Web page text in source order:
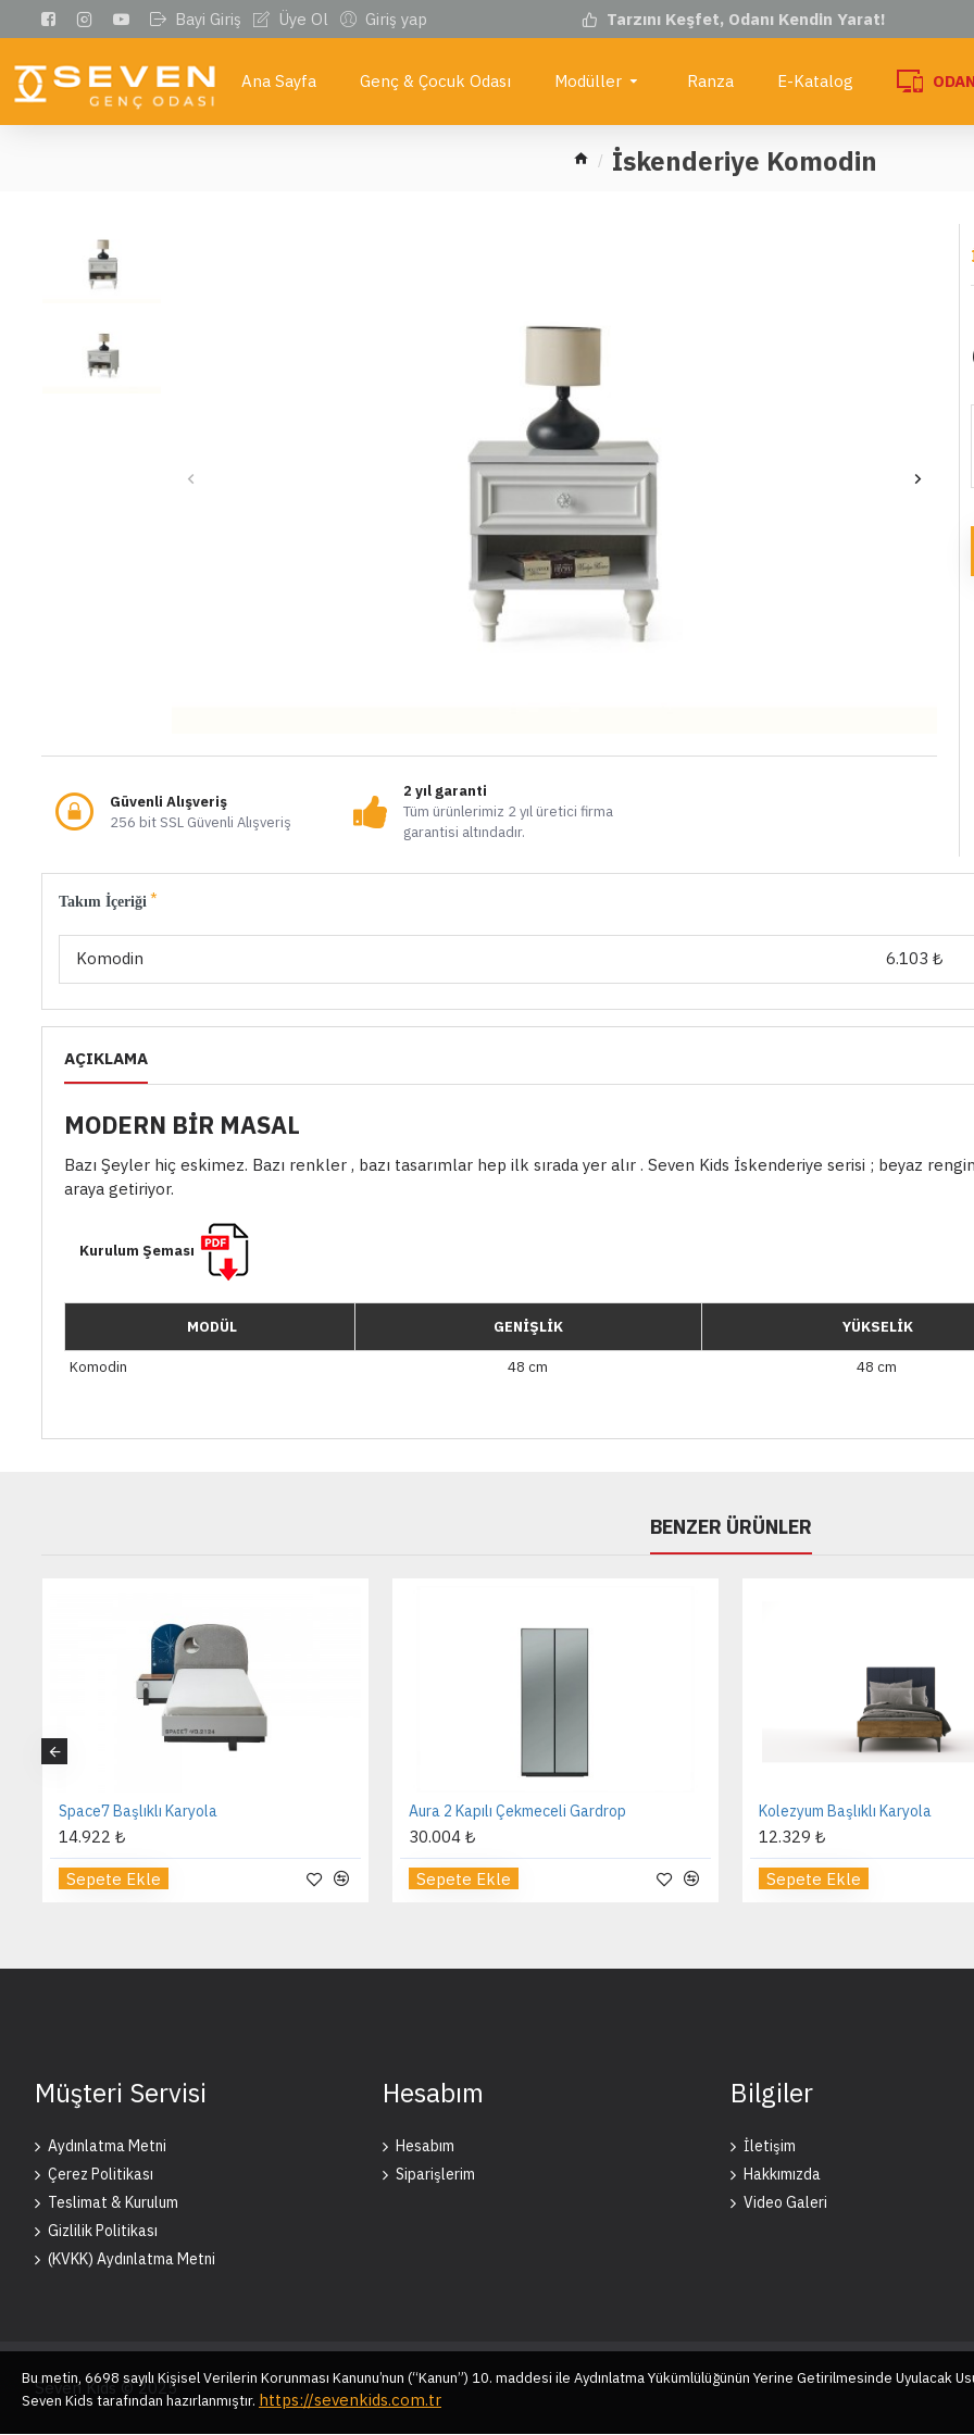
Bayi Giriş Üye Ol Giriş yap Tarzını Keşfet, Odanı Kendin Yarat!
Ana Sayfa Genç & Çocuk Odası Modüller Ranza E-Katalog
İskenderiye Komodin
Güvenli Alışveriş
256 bit SSL Güvenli Alışveriş
2 yıl garanti
Tüm ürünlerimiz 2 yıl üretici firma
garantisi altındadır.
Takım İçeriği
Komodin 6.103 ₺
AÇIKLAMA
MODERN BİR MASAL
Bazı Şeyler hiç eskimez. Bazı renkler , bazı tasarımlar hep ilk sırada yer alır . Seven Kids İskenderiye serisi ; beyaz
araya getiriyor.
Kurulum Şeması
MODÜL GENİŞLİK YÜKSELİK
Komodin 48 cm 48 cm
BENZER ÜRÜNLER
Space7 Başlıklı Karyola
14.922 ₺
Sepete Ekle
Aura 2 Kapılı Çekmeceli Gardrop
30.004 ₺
Sepete Ekle
Kolezyum Başlıklı Karyola
12.329 ₺
Sepete Ekle
Müşteri Servisi
Aydınlatma Metni
Çerez Politikası
Teslimat & Kurulum
Gizlilik Politikası
(KVKK) Aydınlatma Metni
Hesabım
Hesabım
Siparişlerim
Bilgiler
İletişim
Hakkımızda
Video Galeri
Seven Kids © 2025
Bu metin, 6698 sayılı Kişisel Verilerin Korunması Kanunu’nun (“Kanun”) 10. maddesi ile Aydınlatma Yükümlülüğünün Yerine Getirilmesinde Uyulacak
Seven Kids tarafından hazırlanmıştır. https://sevenkids.com.tr